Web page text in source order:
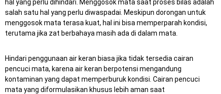
hal yang perlu dihindari. Menggosok mata saat proses bilas adalah
salah satu hal yang perlu diwaspadai. Meskipun dorongan untuk
menggosok mata terasa kuat, hal ini bisa memperparah kondisi,
terutama jika zat berbahaya masih ada di dalam mata.
Hindari penggunaan air keran biasa jika tidak tersedia cairan
pencuci mata, karena air keran berpotensi mengandung
kontaminan yang dapat memperburuk kondisi. Cairan pencuci
mata yang diformulasikan khusus lebih aman saat